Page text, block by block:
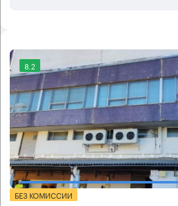
8.2
БЕЗ КОМИССИИ